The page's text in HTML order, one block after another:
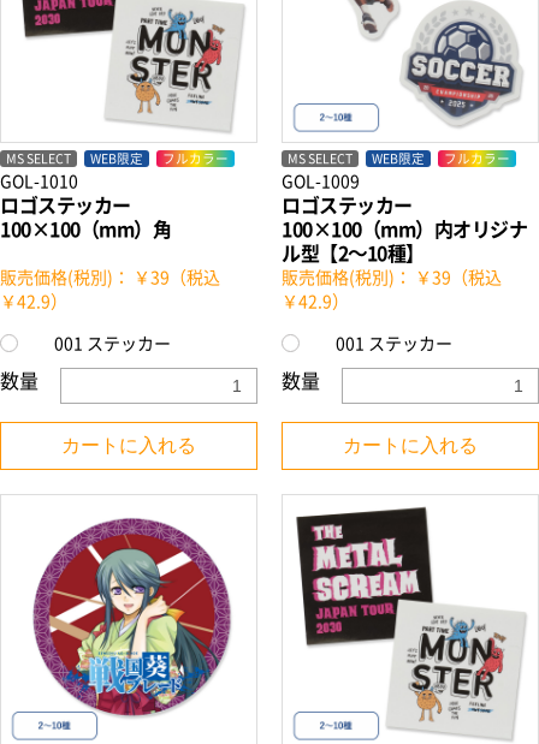
MS SELECT WEB限定 フルカラー
GOL-1010
ロゴステッカー
100×100（mm）角
販売価格(税別)： ￥39（税込
￥42.9）
001 ステッカー
数量
カートに入れる
MS SELECT WEB限定 フルカラー
GOL-1009
ロゴステッカー
100×100（mm）内オリジナ
ル型【2～10種】
販売価格(税別)： ￥39（税込
￥42.9）
001 ステッカー
数量
カートに入れる